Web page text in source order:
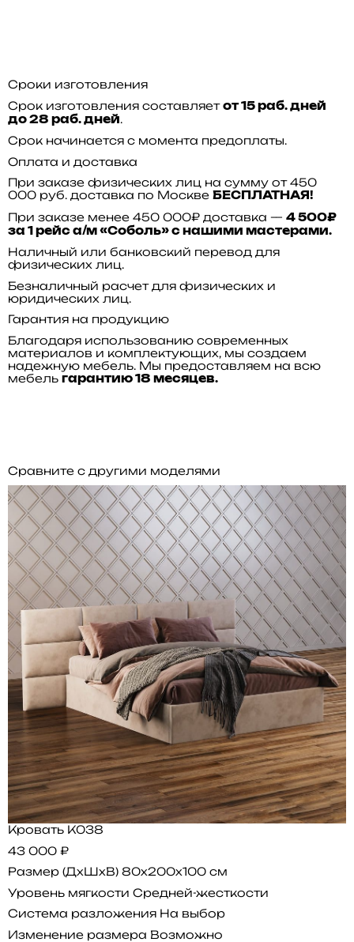
Сроки изготовления
Срок изготовления составляет от 15 раб. дней
до 28 раб. дней.
Срок начинается с момента предоплаты.
Оплата и доставка
При заказе физических лиц на сумму от 450
000 руб. доставка по Москве БЕСПЛАТНАЯ!
При заказе менее 450 000₽ доставка — 4 500₽
за 1 рейс а/м «Соболь» с нашими мастерами.
Наличный или банковский перевод для
физических лиц.
Безналичный расчет для физических и
юридических лиц.
Гарантия на продукцию
Благодаря использованию современных
материалов и комплектующих, мы создаем
надежную мебель. Мы предоставляем на всю
мебель гарантию 18 месяцев.
Сравните с другими моделями
Кровать K038
43 000 ₽
Размер (ДхШхВ) 80x200x100 см
Уровень мягкости Средней-жесткости
Система разложения На выбор
Изменение размера Возможно